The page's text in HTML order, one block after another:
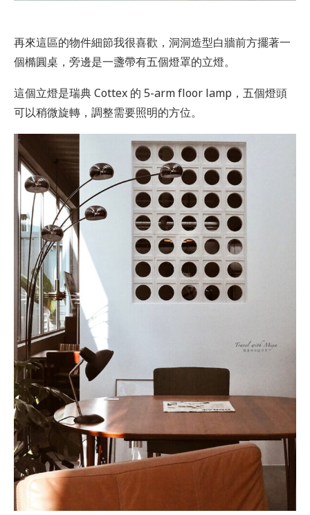
再來這區的物件細節我很喜歡，洞洞造型白牆前方擺著一
個橢圓桌，旁邊是一盞帶有五個燈罩的立燈。
這個立燈是瑞典 Cottex 的 5-arm floor lamp，五個燈頭
可以稍微旋轉，調整需要照明的方位。